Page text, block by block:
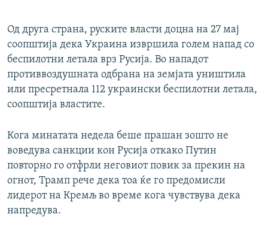
Auto 240p 360p 480p
720p 1080p
720p
1080p
Од друга страна, руските власти доцна на 27 мај
соопштија дека Украина извршила голем напад со
беспилотни летала врз Русија. Во нападот
противвоздушната одбрана на земјата уништила
или пресретнала 112 украински беспилотни летала,
соопштија властите.
Кога минатата недела беше прашан зошто не
воведува санкции кон Русија откако Путин
повторно го отфрли неговиот повик за прекин на
огнот, Трамп рече дека тоа ќе го предомисли
лидерот на Кремљ во време кога чувствува дека
напредува.